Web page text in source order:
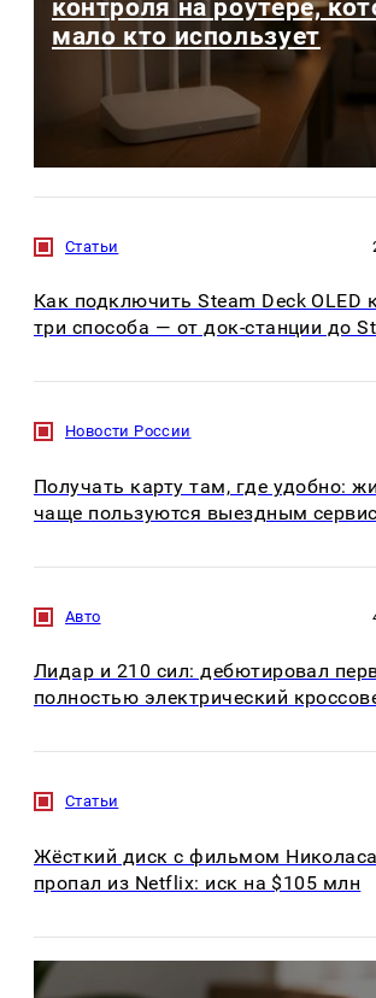
контроля на роутере,
мало кто использует
Статьи
Как подключить Steam Deck OLED
три способа — от док-станции до
Новости России
Получать карту там, где удобно:
чаще пользуются выездным
Авто
Лидар и 210 сил: дебютировал
полностью электрический
Статьи
Жёсткий диск с фильмом
пропал из Netflix: иск на $105 млн